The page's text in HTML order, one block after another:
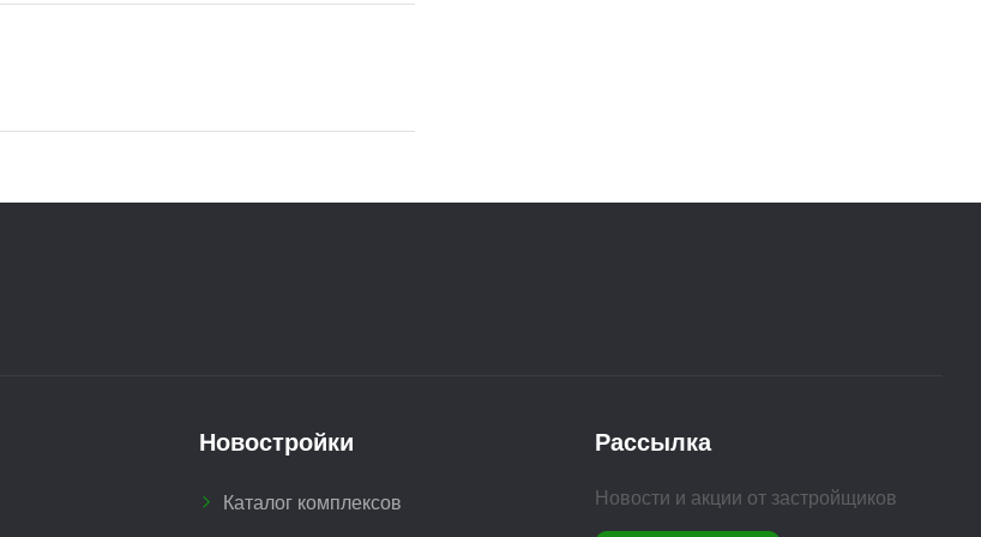
Новостройки
Каталог комплексов
Рассылка
Новости и акции от застройщиков